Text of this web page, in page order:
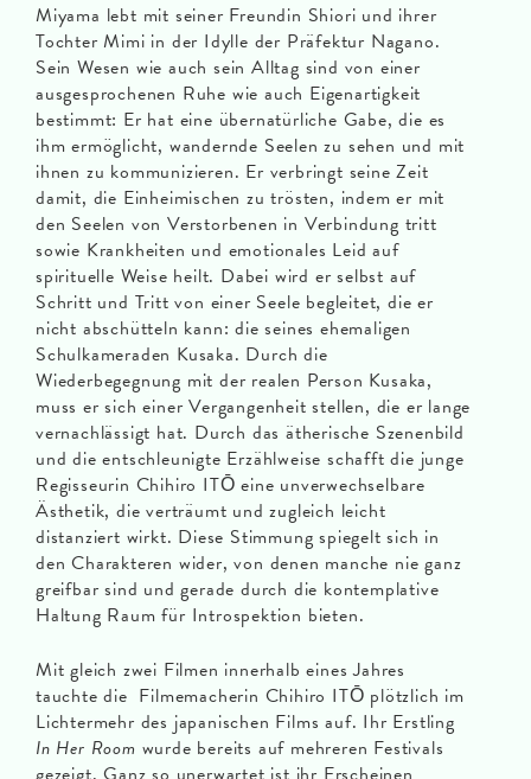
Miyama lebt mit seiner Freundin Shiori und ihrer
Tochter Mimi in der Idylle der Präfektur Nagano.
Sein Wesen wie auch sein Alltag sind von einer
ausgesprochenen Ruhe wie auch Eigenartigkeit
bestimmt: Er hat eine übernatürliche Gabe, die es
ihm ermöglicht, wandernde Seelen zu sehen und mit
ihnen zu kommunizieren. Er verbringt seine Zeit
damit, die Einheimischen zu trösten, indem er mit
den Seelen von Verstorbenen in Verbindung tritt
sowie Krankheiten und emotionales Leid auf
spirituelle Weise heilt. Dabei wird er selbst auf
Schritt und Tritt von einer Seele begleitet, die er
nicht abschütteln kann: die seines ehemaligen
Schulkameraden Kusaka. Durch die
Wiederbegegnung mit der realen Person Kusaka,
muss er sich einer Vergangenheit stellen, die er lange
vernachlässigt hat. Durch das ätherische Szenenbild
und die entschleunigte Erzählweise schafft die junge
Regisseurin Chihiro ITŌ eine unverwechselbare
Ästhetik, die verträumt und zugleich leicht
distanziert wirkt. Diese Stimmung spiegelt sich in
den Charakteren wider, von denen manche nie ganz
greifbar sind und gerade durch die kontemplative
Haltung Raum für Introspektion bieten.
Mit gleich zwei Filmen innerhalb eines Jahres
tauchte die Filmemacherin Chihiro ITŌ plötzlich im
Lichtermehr des japanischen Films auf. Ihr Erstling
In Her Room wurde bereits auf mehreren Festivals